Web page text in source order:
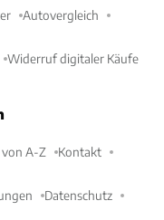
Autovergleich
Widerruf digitaler Käufe
von A-Z Kontakt
Datenschutz